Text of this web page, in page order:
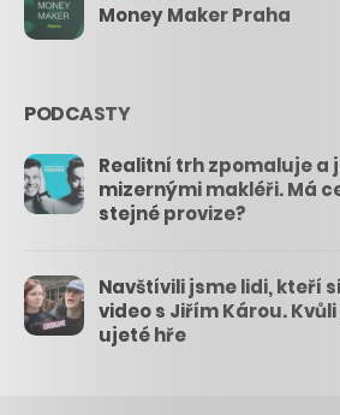
Money Maker Praha
PODCASTY
Realitní trh zpomaluje a
mizernými makléři. Má
stejné provize?
Navštívili jsme lidi, kteří
video s Jiřím Károu.
ujeté hře